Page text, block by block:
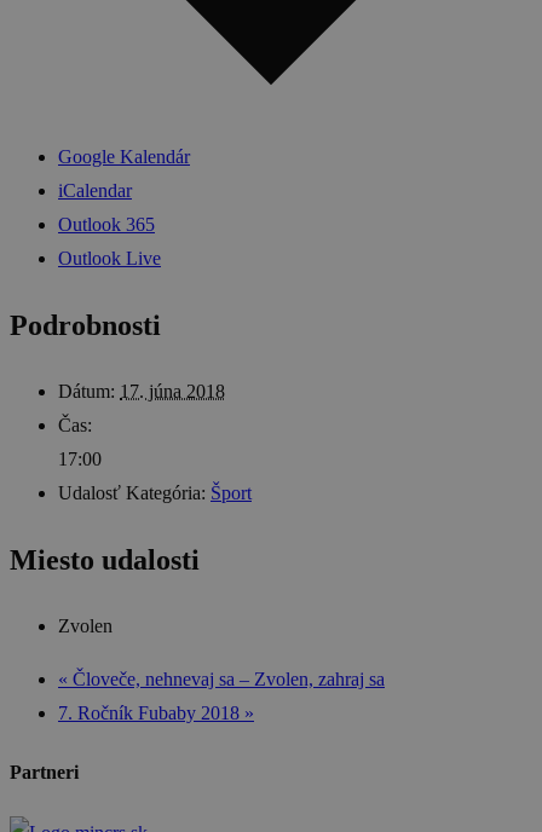
Google Kalendár
iCalendar
Outlook 365
Outlook Live
Podrobnosti
Dátum: 17. júna 2018
Čas:
17:00
Udalosť Kategória: Šport
Miesto udalosti
Zvolen
« Človeče, nehnevaj sa – Zvolen, zahraj sa
7. Ročník Fubaby 2018 »
Partneri